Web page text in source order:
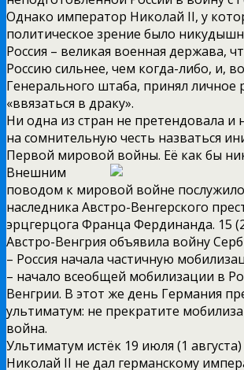
Однако император Николай II, у
политическое зрение было
Россия – великая военная держава,
Россию сильнее, чем когда-либо, и,
Генерального штаба, принял личное
«ввязаться в драку».
Ни одна из стран не претендовала и
на сомнительную честь назваться
Первой мировой войны. Её как бы
Внешним
поводом к мировой войне
наследника Австро-Венгерского
эрцгерцога Франца Фердинанда. 15
Австро-Венгрия объявила войну
– Россия начала частичную
– начало всеобщей мобилизации в
Венгрии. В этот же день Германия
ультиматум: не прекратите
война.
Ультиматум истёк 19 июля (1
Николай II не дал германскому